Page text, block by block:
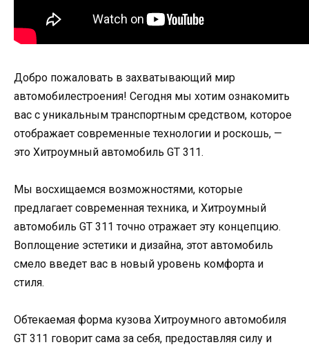
Добро пожаловать в захватывающий мир
автомобилестроения! Сегодня мы хотим ознакомить
вас с уникальным транспортным средством, которое
отображает современные технологии и роскошь, —
это Хитроумный автомобиль GT 311.
Мы восхищаемся возможностями, которые
предлагает современная техника, и Хитроумный
автомобиль GT 311 точно отражает эту концепцию.
Воплощение эстетики и дизайна, этот автомобиль
смело введет вас в новый уровень комфорта и
стиля.
Обтекаемая форма кузова Хитроумного автомобиля
GT 311 говорит сама за себя, предоставляя силу и